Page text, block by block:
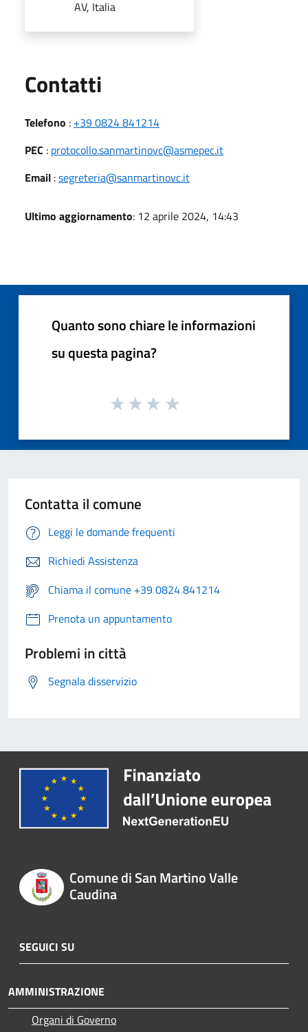
AV, Italia
Contatti
Telefono : +39 0824 841214
PEC : protocollo.sanmartinovc@asmepec.it
Email :segreteria@sanmartinovc.it
Ultimo aggiornamento: 12 aprile 2024, 14:43
Quanto sono chiare le informazioni
su questa pagina?
Contatta il comune
Leggi le domande frequenti
Richiedi Assistenza
Chiama il comune +39 0824 841214
Prenota un appuntamento
Problemi in città
Segnala disservizio
Comune di San Martino Valle
Caudina
SEGUICI SU
AMMINISTRAZIONE
Organi di Governo